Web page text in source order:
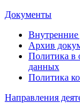
Документы
Архив
Политика в
данных
Политика
Направления